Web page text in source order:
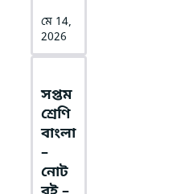
মে 14,
2026
সপ্তম
শ্রেণি
বাংলা
–
নোট